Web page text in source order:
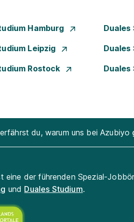
Hamburg Duales
Leipzig Duales
Rostock
du, warum uns bei Azubiyo
eine der führenden Spezial-
und Duales Studium.